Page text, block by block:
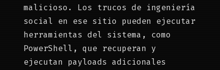
malicioso. Los trucos de ingeniería
social en ese sitio pueden ejecutar
herramientas del sistema, como
PowerShell, que recuperan y
ejecutan payloads adicionales